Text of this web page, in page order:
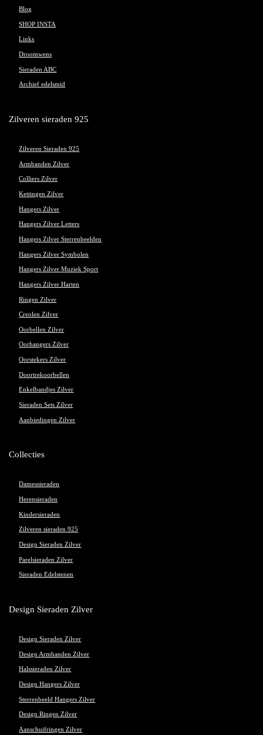
Blog
SHOP INSTA
Links
Droomwens
Sieraden ABC
Archief edelsmid
Zilveren sieraden 925
Zilveren Sieraden 925
Armbanden Zilver
Colliers Zilver
Kettingen Zilver
Hangers Zilver
Hangers Zilver Letters
Hangers Zilver Sterrenbeelden
Hangers Zilver Symbolen
Hangers Zilver Muziek Sport
Hangers Zilver Harten
Ringen Zilver
Creolen Zilver
Oorbellen Zilver
Oorhangers Zilver
Oorstekers Zilver
Doortrekoorbellen
Enkelbandjes Zilver
Sieraden Sets Zilver
Aanbiedingen Zilver
Collecties
Damessieraden
Herensieraden
Kindersieraden
Zilveren sieraden 925
Design Sieraden Zilver
Parelsieraden Zilver
Sieraden Edelstenen
Design Sieraden Zilver
Design Sieraden Zilver
Design Armbanden Zilver
Halssieraden Zilver
Design Hangers Zilver
Sterrenbeeld Hangers Zilver
Design Ringen Zilver
Aanschuifringen Zilver